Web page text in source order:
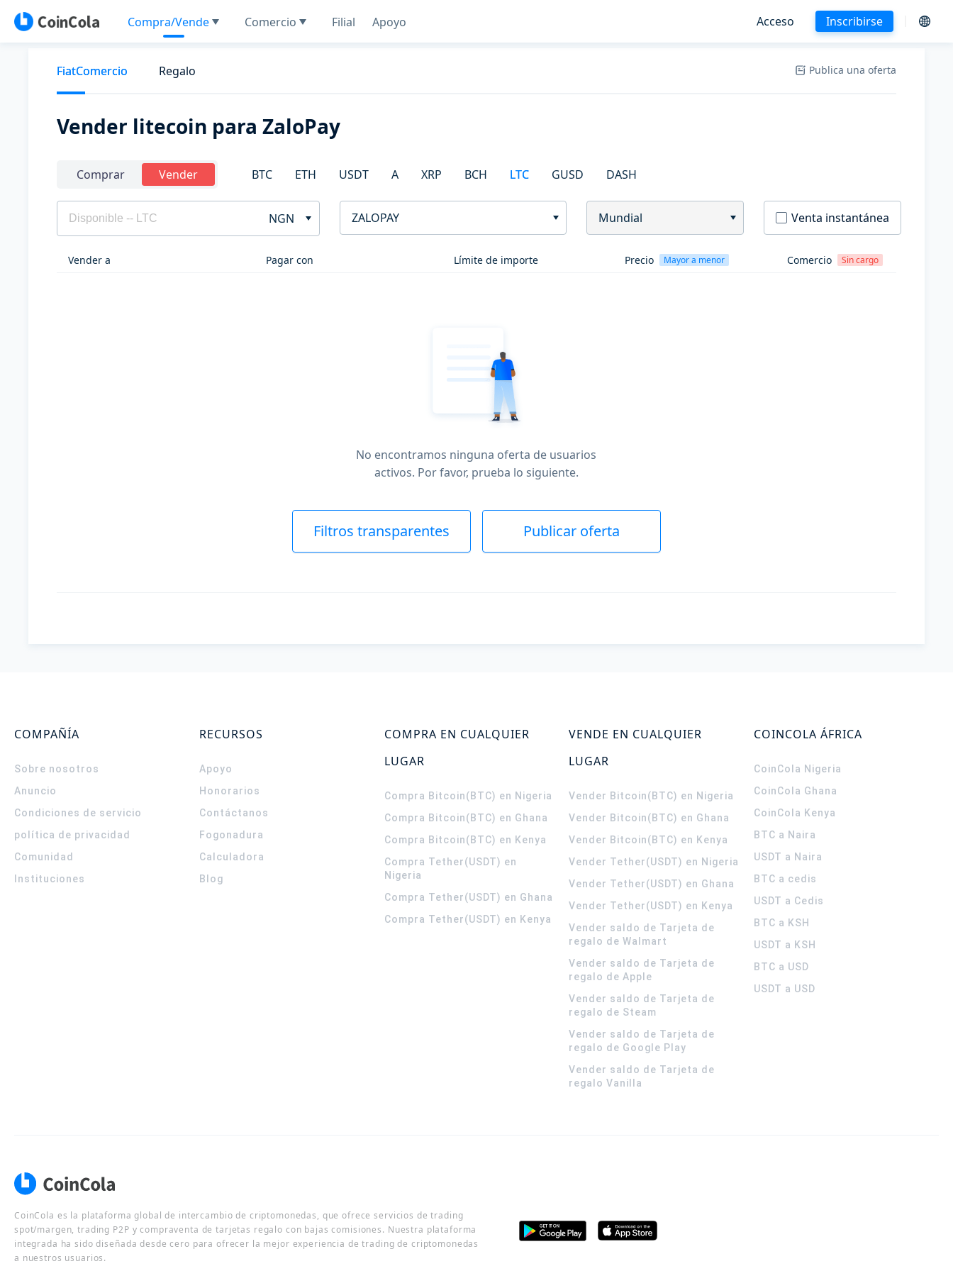
Compra/Vende Comercio Filial Apoyo Acceso Inscribirse
FiatComercio Regalo Publica una oferta
Vender litecoin para ZaloPay
Comprar Vender BTC ETH USDT A XRP BCH LTC GUSD DASH
NGN ZALOPAY Mundial Venta instantánea
Vender a Pagar con Límite de importe Precio Mayor a menor Comercio Sin cargo
No encontramos ninguna oferta de usuarios
activos. Por favor, prueba lo siguiente.
Filtros transparentes Publicar oferta
COMPAÑÍA
Sobre nosotros
Anuncio
Condiciones de servicio
política de privacidad
Comunidad
Instituciones
RECURSOS
Apoyo
Honorarios
Contáctanos
Fogonadura
Calculadora
Blog
COMPRA EN CUALQUIER
LUGAR
Compra Bitcoin(BTC) en Nigeria
Compra Bitcoin(BTC) en Ghana
Compra Bitcoin(BTC) en Kenya
Compra Tether(USDT) en
Nigeria
Compra Tether(USDT) en Ghana
Compra Tether(USDT) en Kenya
VENDE EN CUALQUIER
LUGAR
Vender Bitcoin(BTC) en Nigeria
Vender Bitcoin(BTC) en Ghana
Vender Bitcoin(BTC) en Kenya
Vender Tether(USDT) en Nigeria
Vender Tether(USDT) en Ghana
Vender Tether(USDT) en Kenya
Vender saldo de Tarjeta de
regalo de Walmart
Vender saldo de Tarjeta de
regalo de Apple
Vender saldo de Tarjeta de
regalo de Steam
Vender saldo de Tarjeta de
regalo de Google Play
Vender saldo de Tarjeta de
regalo Vanilla
COINCOLA ÁFRICA
CoinCola Nigeria
CoinCola Ghana
CoinCola Kenya
BTC a Naira
USDT a Naira
BTC a cedis
USDT a Cedis
BTC a KSH
USDT a KSH
BTC a USD
USDT a USD
CoinCola es la plataforma global de intercambio de criptomonedas, que ofrece servicios de trading
spot/margen, trading P2P y compraventa de tarjetas regalo con bajas comisiones. Nuestra plataforma
integrada ha sido diseñada desde cero para ofrecer la mejor experiencia de trading de criptomonedas
a nuestros usuarios.